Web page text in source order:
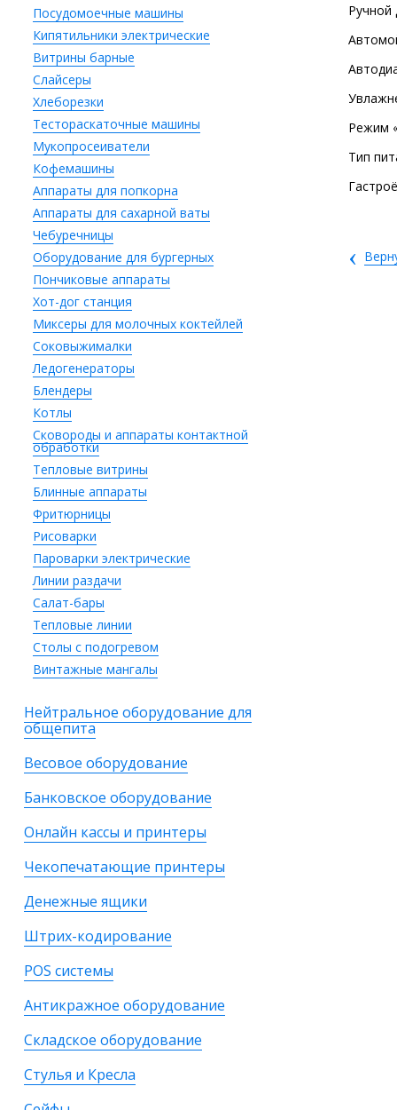
Посудомоечные машины
Кипятильники электрические
Витрины барные
Слайсеры
Хлеборезки
Тестораскаточные машины
Мукопросеиватели
Кофемашины
Аппараты для попкорна
Аппараты для сахарной ваты
Чебуречницы
Оборудование для бургерных
Пончиковые аппараты
Хот-дог станция
Миксеры для молочных коктейлей
Соковыжималки
Ледогенераторы
Блендеры
Котлы
Сковороды и аппараты контактной
обработки
Тепловые витрины
Блинные аппараты
Фритюрницы
Рисоварки
Пароварки электрические
Линии раздачи
Салат-бары
Тепловые линии
Столы с подогревом
Винтажные мангалы
Нейтральное оборудование для
общепита
Весовое оборудование
Банковское оборудование
Онлайн кассы и принтеры
Чекопечатающие принтеры
Денежные ящики
Штрих-кодирование
POS системы
Антикражное оборудование
Складское оборудование
Стулья и Кресла
Ручной
Режим
Тип
‹